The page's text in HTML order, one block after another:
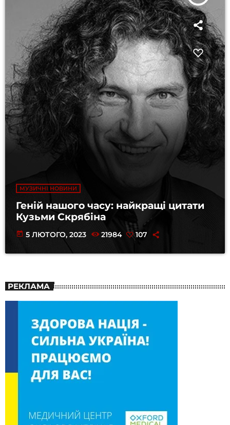
МУЗИЧНІ НОВИНИ
Геній нашого часу: найкращі цитати
Кузьми Скрябіна
today 5 ЛЮТОГО, 2023 21984 107
РЕКЛАМА